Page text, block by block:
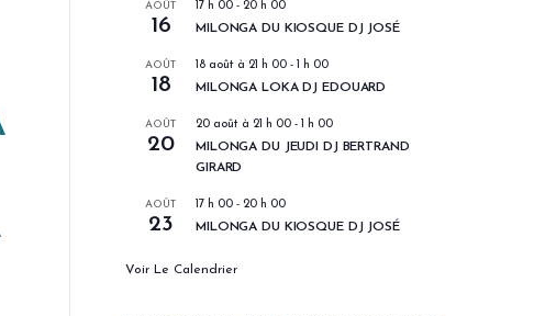
AOÛT
16
17 h 00 - 20 h 00
MILONGA DU KIOSQUE DJ JOSÉ
AOÛT
18
18 août à 21 h 00 - 1 h 00
MILONGA LOKA DJ EDOUARD
AOÛT
20
20 août à 21 h 00 - 1 h 00
MILONGA DU JEUDI DJ BERTRAND
GIRARD
AOÛT
23
17 h 00 - 20 h 00
MILONGA DU KIOSQUE DJ JOSÉ
Voir Le Calendrier